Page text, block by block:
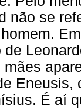
não se
de
Eneusis,
É aí